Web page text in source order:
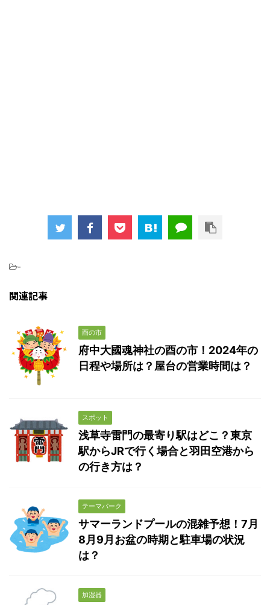
-
関連記事
酉の市
府中大國魂神社の酉の市！2024年の
日程や場所は？屋台の営業時間は？
スポット
浅草寺雷門の最寄り駅はどこ？東京
駅からJRで行く場合と羽田空港から
の行き方は？
テーマパーク
サマーランドプールの混雑予想！7月
8月9月お盆の時期と駐車場の状況
は？
加湿器